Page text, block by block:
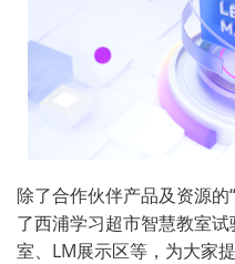
除了合作伙伴产品及资源
了西浦学习超市智慧教室
室、LM展示区等，为大家